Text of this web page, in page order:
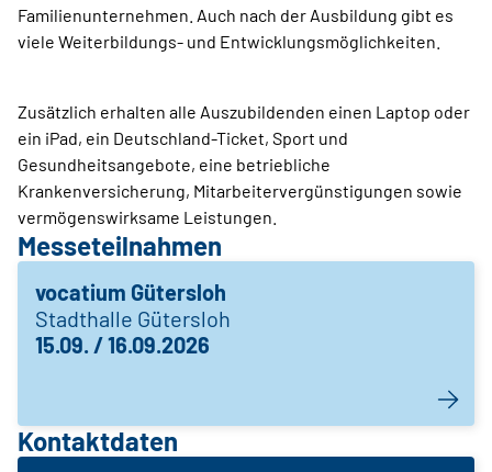
Familienunternehmen. Auch nach der Ausbildung gibt es
viele Weiterbildungs- und Entwicklungsmöglichkeiten.
Zusätzlich erhalten alle Auszubildenden einen Laptop oder
ein iPad, ein Deutschland-Ticket, Sport und
Gesundheitsangebote, eine betriebliche
Krankenversicherung, Mitarbeitervergünstigungen sowie
vermögenswirksame Leistungen.
Messeteilnahmen
vocatium Gütersloh
Stadthalle Gütersloh
15.09. / 16.09.2026
Kontaktdaten